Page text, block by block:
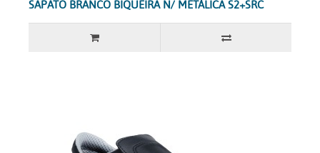
SAPATO BRANCO BIQUEIRA N/ METÁLICA S2+SRC